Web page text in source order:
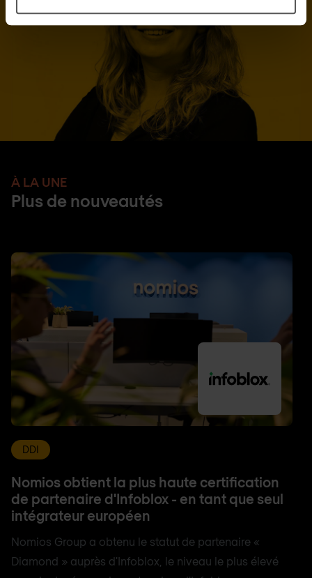
À LA UNE
Plus de nouveautés
DDI
Nomios obtient la plus haute certification
de partenaire d'Infoblox - en tant que seul
intégrateur européen
Nomios Group a obtenu le statut de partenaire «
Diamond » auprès d'Infoblox, le niveau le plus élevé